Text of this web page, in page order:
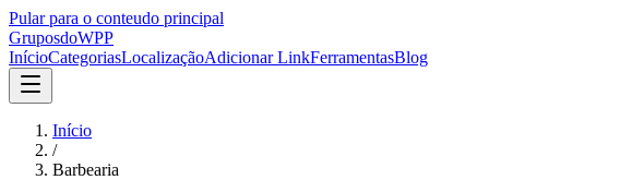
Pular para o conteudo principal
GruposdoWPP
InícioCategoriasLocalizaçãoAdicionar LinkFerramentasBlog
Início
/
Barbearia